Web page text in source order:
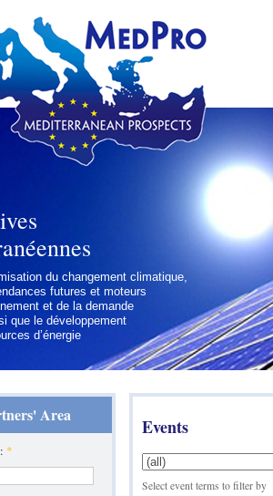
du changement climatique,
futures et moteurs
et de la demande
que le développement
d’énergie
se focalisant sur les
et internationaux
méditerranéens
Area
*
Events
Select event terms to filter by